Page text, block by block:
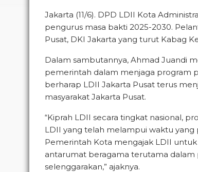
Jakarta (11/6). DPD LDII Kota
pengurus masa bakti 2025-2030.
Pusat, DKI Jakarta yang turut Kabag
Dalam sambutannya, Ahmad Juandi
pemerintah dalam menjaga program
berharap LDII Jakarta Pusat terus
masyarakat Jakarta Pusat.
“Kiprah LDII secara tingkat nasional,
LDII yang telah melampui waktu yang
Pemerintah Kota mengajak LDII
antarumat beragama terutama dalam
selenggarakan,” ajaknya.